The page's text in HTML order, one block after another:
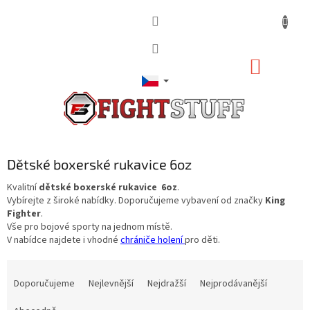
Dětské boxerské rukavice 6oz
Kvalitnídětské boxerské rukavice 6oz.
Vybírejte z široké nabídky. Doporučujeme vybavení od značky King
Fighter.
Vše pro bojové sporty na jednom místě.
V nabídce najdete i vhodné chrániče holenípro děti.
Doporučujeme Nejlevnější Nejdražší
Nejprodávanější